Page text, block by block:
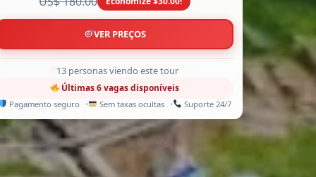
VER PREÇOS
9 personas viendo este tour
Últimas 6 vagas disponíveis
Pagamento seguro Sem taxas ocultas Suporte 24/7